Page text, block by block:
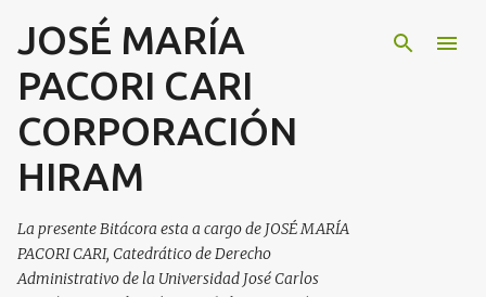
Ir al contenido principal
JOSÉ MARÍA
PACORI CARI
CORPORACIÓN
HIRAM
La presente Bitácora esta a cargo de JOSÉ MARÍA
PACORI CARI, Catedrático de Derecho
Administrativo de la Universidad José Carlos